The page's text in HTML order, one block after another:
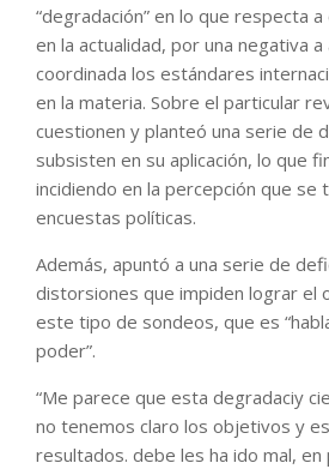
“degradación” en lo que respecta
en la actualidad, por una negativa
coordinada los estándares
en la materia. Sobre el particular
cuestionen y planteó una serie de
subsisten en su aplicación, lo que
incidiendo en la percepción que se
encuestas políticas.
Además, apuntó a una serie de
distorsiones que impiden lograr el
este tipo de sondeos, que es
poder”.
“Me parece que esta degradaciy
no tenemos claro los objetivos y
resultados. debe les ha ido mal, en